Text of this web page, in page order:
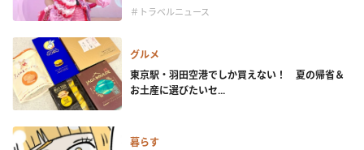
＃トラベルニュース
グルメ
東京駅・羽田空港でしか買えない！ 夏の帰省＆
お土産に選びたいセ...
暮らす